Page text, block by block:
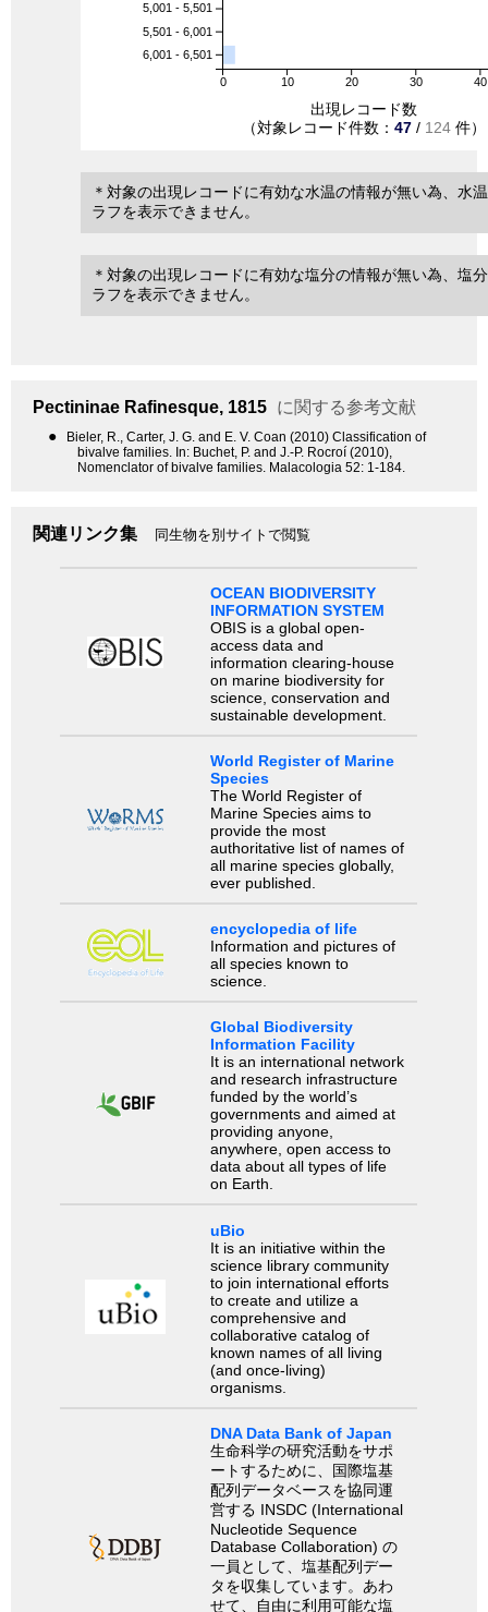
0 10 20 30 40
5,001 - 5,501
5,501 - 6,001
6,001 - 6,501
出現レコード数
（対象レコード件数： 47 / 124 件）
＊対象の出現レコードに有効な水温の情報が無い為、水
ラフを表示できません。
＊対象の出現レコードに有効な塩分の情報が無い為、塩
ラフを表示できません。
Pectininae Rafinesque, 1815 に関する参考文献
●
Bieler, R., Carter, J. G. and E. V. Coan (2010) Classification of
bivalve families. In: Buchet, P. and J.-P. Rocroí (2010),
Nomenclator of bivalve families. Malacologia 52: 1-184.
関連リンク集 同生物を別サイトで閲覧
OCEAN BIODIVERSITY
INFORMATION SYSTEM
OBIS is a global open-
access data and
information clearing-house
on marine biodiversity for
science, conservation and
sustainable development.
World Register of Marine
Species
The World Register of
Marine Species aims to
provide the most
authoritative list of names of
all marine species globally,
ever published.
encyclopedia of life
Information and pictures of
all species known to
science.
Global Biodiversity
Information Facility
It is an international network
and research infrastructure
funded by the world’s
governments and aimed at
providing anyone,
anywhere, open access to
data about all types of life
on Earth.
uBio
It is an initiative within the
science library community
to join international efforts
to create and utilize a
comprehensive and
collaborative catalog of
known names of all living
(and once-living)
organisms.
DNA Data Bank of Japan
生命科学の研究活動をサポ
ートするために、国際塩基
配列データベースを協同運
営する INSDC (International
Nucleotide Sequence
Database Collaboration) の
一員として、塩基配列デー
タを収集しています。あわ
せて、自由に利用可能な塩